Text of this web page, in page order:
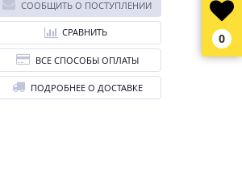
СООБЩИТЬ О ПОСТУПЛЕНИИ
СРАВНИТЬ
ВСЕ СПОСОБЫ ОПЛАТЫ
ПОДРОБНЕЕ О ДОСТАВКЕ
0